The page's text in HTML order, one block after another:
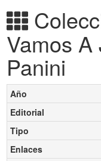
Vamos
Panini
Año
Editorial
Tipo
Enlaces